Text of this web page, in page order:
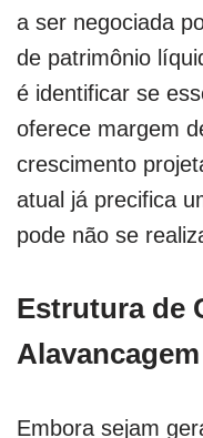
a ser negociada
de patrimônio
é identificar se
oferece margem
crescimento
atual já precifica
pode não se
Estrutura de
Alavancagem
Embora sejam